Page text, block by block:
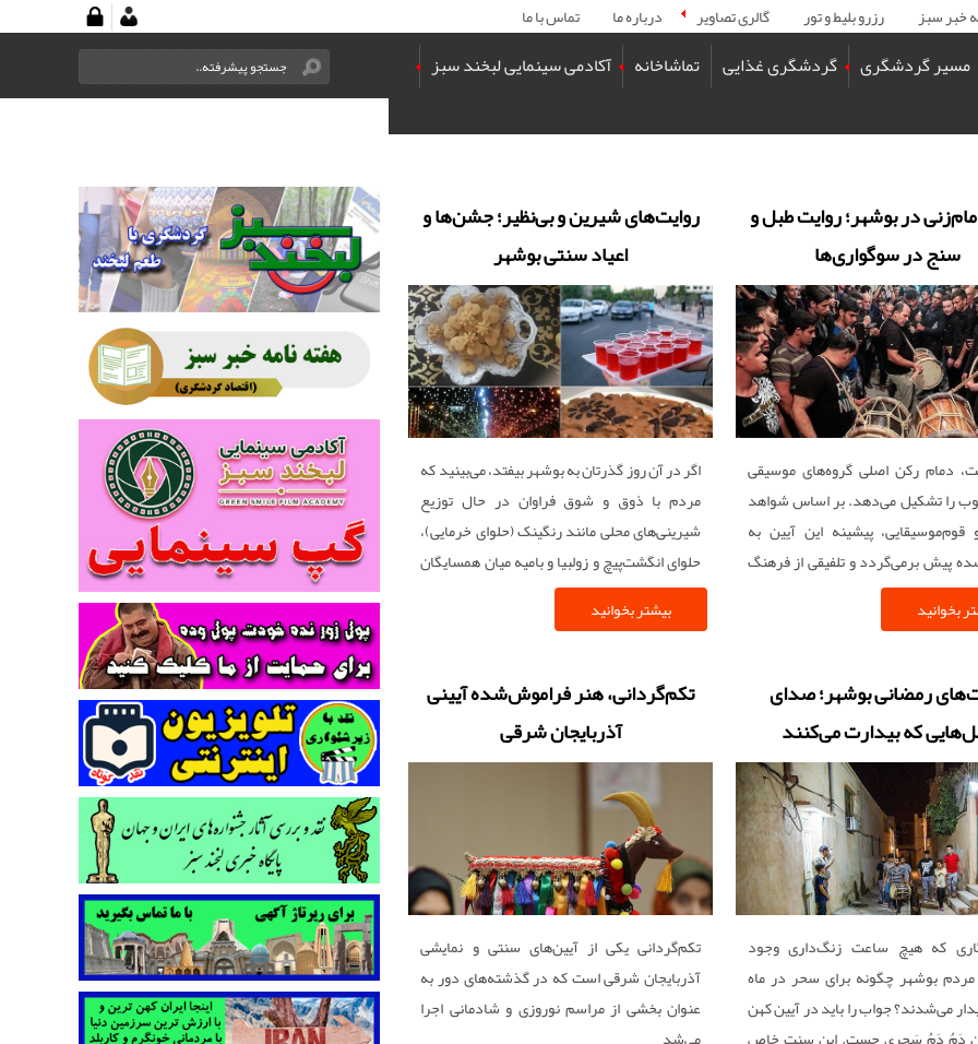
خبر سبز رزرو بلیط و تور گالری تصاویر درباره ما تماس با ما
مسیر گردشگری گردشگری غذایی تماشاخانه
آکادمی سینمایی لبخند سبز
در بوشهر؛ روایت طبل و
سنج در سوگواری‌ها
دمام رکن اصلی گروه‌های موسیقی
را تشکیل می‌دهد. بر اساس شواهد
قوم‌موسیقایی، پیشینه این آیین به
پیش برمی‌گردد و تلفیقی از فرهنگ
و تأثیرات فرهنگی کشورهای عربی
است.
بخوانید
روایت‌های شیرین و بی‌نظیر؛ جشن‌ها و
اعیاد سنتی بوشهر
اگر در آن روز گذرتان به بوشهر بیفتد، می‌بینید که
مردم با ذوق و شوق فراوان در حال توزیع
شیرینی‌های محلی مانند رنگینک (حلوای خرمایی)،
حلوای انگشت‌پیچ و زولبیا و بامیه میان همسایگان
هستند.
بیشتر بخوانید
رمضانی بوشهر؛ صدای
که بیدارت می‌کنند
که هیچ ساعت زنگ‌داری وجود
بوشهر چگونه برای سحر در ماه
می‌شدند؟ جواب را باید در آیین کهن
تکم‌گردانی، هنر فراموش‌شده آیینی
آذربایجان شرقی
تکم‌گردانی یکی از آیین‌های سنتی و نمایشی
آذربایجان شرقی است که در گذشته‌های دور به
عنوان بخشی از مراسم نوروزی و شادمانی اجرا